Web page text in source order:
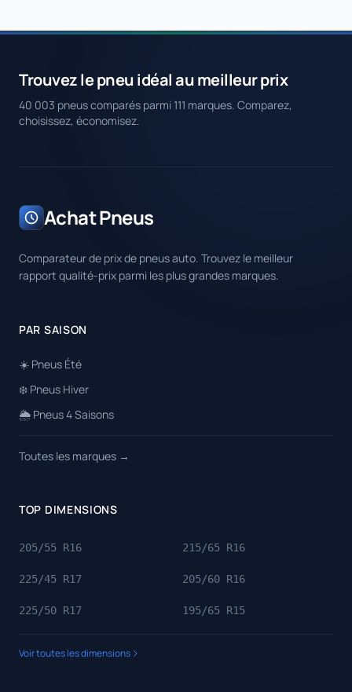
Trouvez le pneu idéal au meilleur prix
40 003 pneus comparés parmi 111 marques. Comparez,
choisissez, économisez.
Achat Pneus
Comparateur de prix de pneus auto. Trouvez le meilleur
rapport qualité-prix parmi les plus grandes marques.
PAR SAISON
☀️ Pneus Été
❄️ Pneus Hiver
🌦️ Pneus 4 Saisons
Toutes les marques →
TOP DIMENSIONS
205/55 R16 215/65 R16
225/45 R17 205/60 R16
225/50 R17 195/65 R15
Voir toutes les dimensions